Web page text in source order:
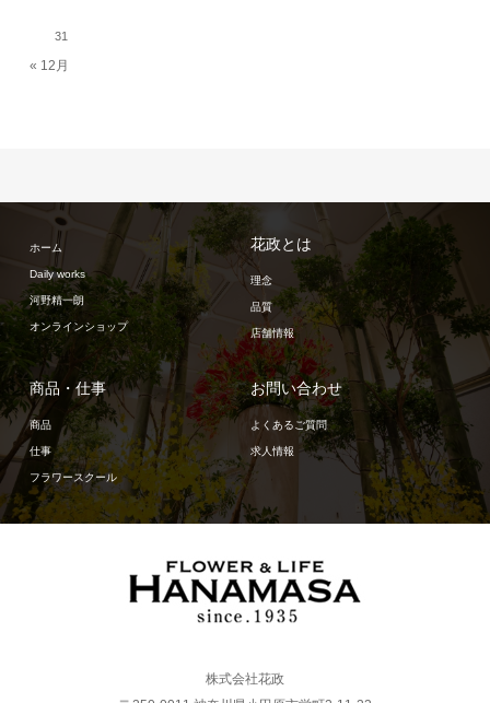
31
« 12月
ホーム
Daily works
河野精一朗
オンラインショップ
花政とは
理念
品質
店舗情報
商品・仕事
商品
仕事
フラワースクール
お問い合わせ
よくあるご質問
求人情報
株式会社花政